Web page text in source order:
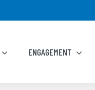
ENGAGEMENT